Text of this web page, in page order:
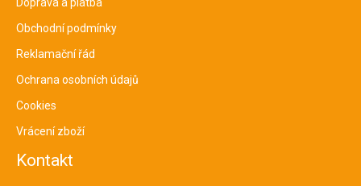
Obchodní podmínky
Reklamační řád
Ochrana osobních údajů
Cookies
Vrácení zboží
Kontakt